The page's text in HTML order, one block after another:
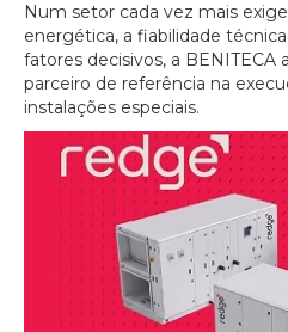
Num setor cada vez mais
energética, a fiabilidade
fatores decisivos, a
parceiro de referência na
instalações especiais.